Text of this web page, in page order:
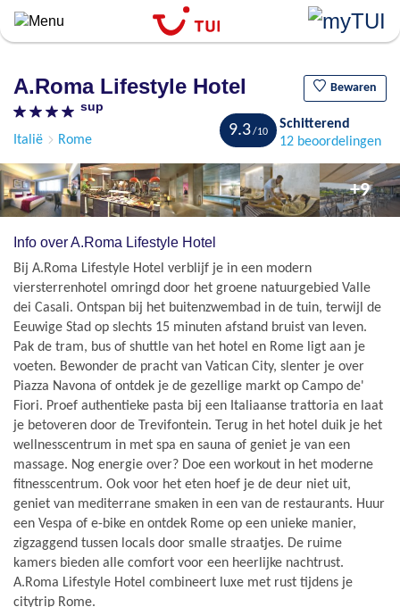
Overslaan
algemene
gaan
A.Roma Lifestyle Hotel
sup
Bewaren
Italië Rome
9.3
Schitterend
12 beoordelingen
+9
Info over A.Roma Lifestyle Hotel
Bij A.Roma Lifestyle Hotel verblijf je in een modern
viersterrenhotel omringd door het groene natuurgebied Valle
dei Casali. Ontspan bij het buitenzwembad in de tuin, terwijl de
Eeuwige Stad op slechts 15 minuten afstand bruist van leven.
Pak de tram, bus of shuttle van het hotel en Rome ligt aan je
voeten. Bewonder de pracht van Vatican City, slenter je over
Piazza Navona of ontdek je de gezellige markt op Campo de'
Fiori. Proef authentieke pasta bij een Italiaanse trattoria en laat
je betoveren door de Trevifontein. Terug in het hotel duik je het
wellnesscentrum in met spa en sauna of geniet je van een
massage. Nog energie over? Doe een workout in het moderne
fitnesscentrum. Ook voor het eten hoef je de deur niet uit,
geniet van mediterrane smaken in een van de restaurants. Huur
een Vespa of e-bike en ontdek Rome op een unieke manier,
zigzaggend tussen locals door smalle straatjes. De ruime
kamers bieden alle comfort voor een heerlijke nachtrust.
A.Roma Lifestyle Hotel combineert luxe met rust tijdens je
citytrip Rome.